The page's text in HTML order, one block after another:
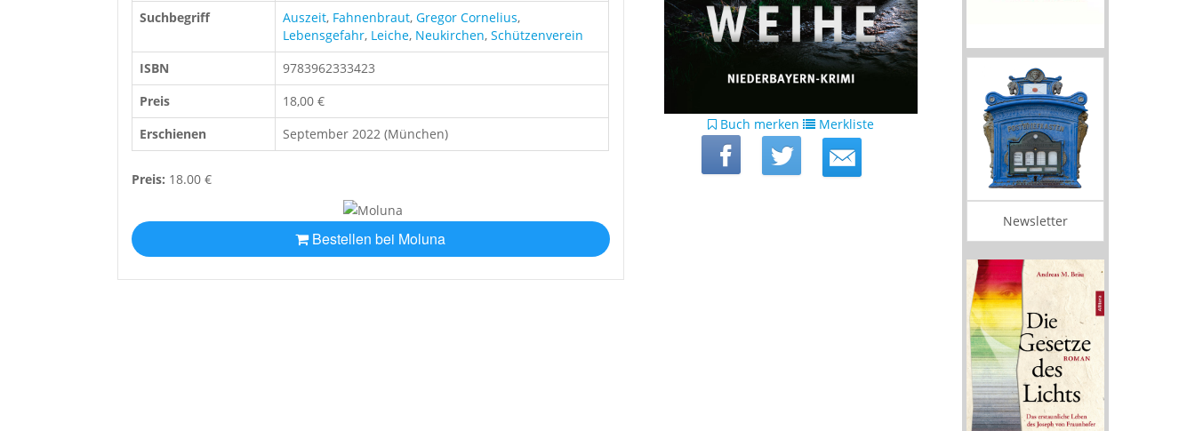
Suchbegriff Auszeit, Fahnenbraut, Gregor Cornelius,
Lebensgefahr, Leiche, Neukirchen, Schützenverein
ISBN
9783962333423
Preis
18,00 €
Erschienen
September 2022 (München)
Preis: 18.00 €
Bestellen bei Moluna
Buch merken Merkliste
Newsletter